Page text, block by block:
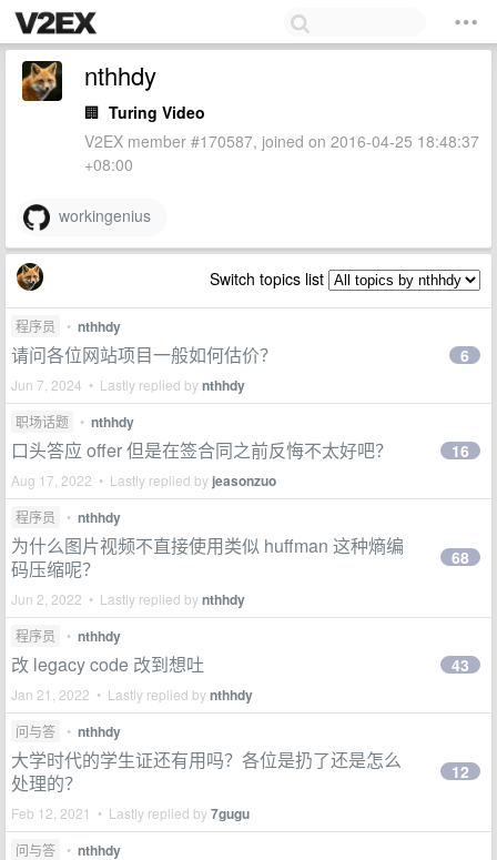
nthhdy
🏢 Turing Video
V2EX member #170587, joined on 2016-04-25 18:48:37
+08:00
workingenius
Switch topics list
程序员 • nthhdy
请问各位网站项目一般如何估价？
Jun 7, 2024 • Lastly replied bynthhdy
6
职场话题 • nthhdy
口头答应 offer 但是在签合同之前反悔不太好吧？
Aug 17, 2022 • Lastly replied by jeasonzuo
16
程序员 • nthhdy
为什么图片视频不直接使用类似 huffman 这种熵编
码压缩呢？
Jun 2, 2022 • Lastly replied bynthhdy
68
程序员 • nthhdy
改 legacy code 改到想吐
Jan 21, 2022 • Lastly replied bynthhdy
43
问与答 • nthhdy
大学时代的学生证还有用吗？各位是扔了还是怎么
处理的？
Feb 12, 2021 • Lastly replied by7gugu
12
问与答 • nthhdy